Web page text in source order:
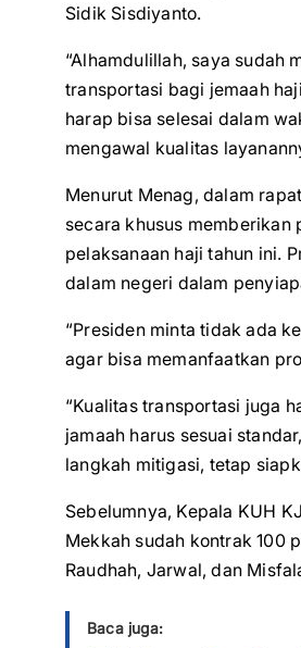
Sidik Sisdiyanto.
“Alhamdulillah, saya sudah
transportasi bagi jemaah
harap bisa selesai dalam
mengawal kualitas
Menurut Menag, dalam
secara khusus memberikan
pelaksanaan haji tahun ini.
dalam negeri dalam
“Presiden minta tidak ada
agar bisa memanfaatkan
“Kualitas transportasi juga
jamaah harus sesuai
langkah mitigasi, tetap
Sebelumnya, Kepala KUH
Mekkah sudah kontrak 100
Raudhah, Jarwal, dan
Baca juga: